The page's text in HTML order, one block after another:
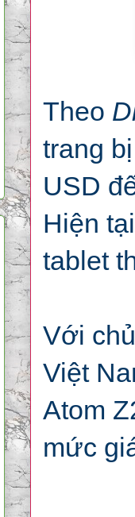
Theo
trang
USD
Hiện
tablet
Với
Việt
Atom
mức